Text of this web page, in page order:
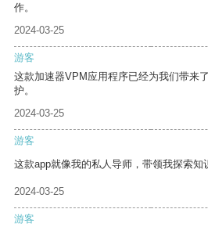
作。
2024-03-25
游客
这款加速器VPM应用程序已经为我们带来
护。
2024-03-25
游客
这款app就像我的私人导师，带领我探索知
2024-03-25
游客